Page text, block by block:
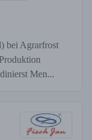
bei Agrarfrost
Men...